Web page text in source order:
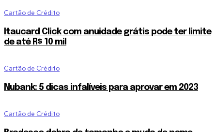
Cartão de Crédito
Itaucard Click com anuidade grátis pode ter limite
de até R$ 10 mil
Cartão de Crédito
Nubank: 5 dicas infalíveis para aprovar em 2023
Cartão de Crédito